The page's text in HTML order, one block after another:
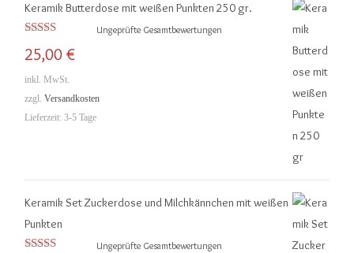
Keramik Butterdose mit weißen Punkten 250 gr.
5.00von 5
Ungeprüfte Gesamtbewertungen
25,00 €
inkl. MwSt.
zzgl. Versandkosten
Lieferzeit: 3-5 Tage
Keramik Set Zuckerdose und Milchkännchen mit weißen
Punkten
Ungeprüfte Gesamtbewertungen